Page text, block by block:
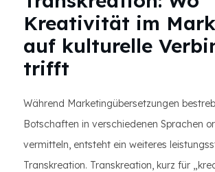
Kreativität im
auf kulturelle
trifft
Während Marketingübersetzungen
Botschaften in verschiedenen Sprachen
vermitteln, entsteht ein weiteres
Transkreation. Transkreation, kurz für